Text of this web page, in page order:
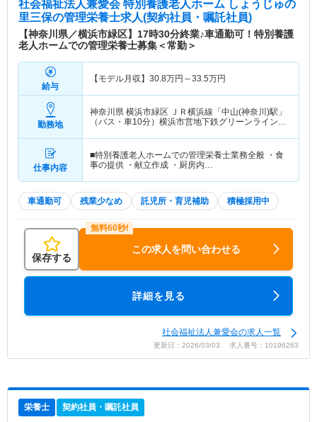
社会福祉法人兼愛会 特別養護老人ホーム しょうじゅの
里三保の管理栄養士求人(契約社員・嘱託社員)
【神奈川県／横浜市緑区】17時30分終業♪車通勤可！特別養護
老人ホームでの管理栄養士募集＜常勤＞
給与
【モデル月収】 30.8万円～33.5万円
勤務地
神奈川県 横浜市緑区 ＪＲ横浜線「中山(神奈川)駅」
（バス・車10分）横浜市営地下鉄グリーンライン
仕事内容
■特別養護老人ホームでの管理栄養士業務全般 ・食
事の提供 ・献立作成 ・厨房内…
車通勤可 残業少なめ 託児所・育児補助 積極採用中
保存する
この求人を問い合わせる
詳細を見る
社会福祉法人兼愛会の求人一覧
更新日：2026/03/03 求人番号：10196263
栄養士 契約社員・嘱託社員